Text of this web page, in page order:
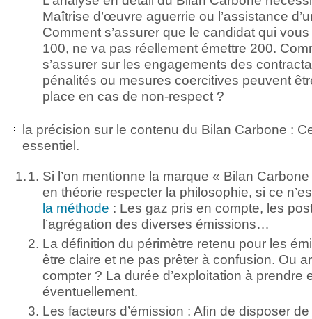
Maîtrise d’œuvre aguerrie ou l’assistance
Comment s’assurer que le candidat qui
100, ne va pas réellement émettre 200.
s’assurer sur les engagements des
pénalités ou mesures coercitives peuvent
place en cas de non-respect ?
la précision sur le contenu du Bilan Carbone :
essentiel.
Si l’on mentionne la marque « Bilan
en théorie respecter la philosophie, si ce
la méthode : Les gaz pris en compte, les
l’agrégation des diverses émissions…
La définition du périmètre retenu pour les
être claire et ne pas prêter à confusion. Ou
compter ? La durée d’exploitation à prendre
éventuellement.
Les facteurs d’émission : Afin de disposer